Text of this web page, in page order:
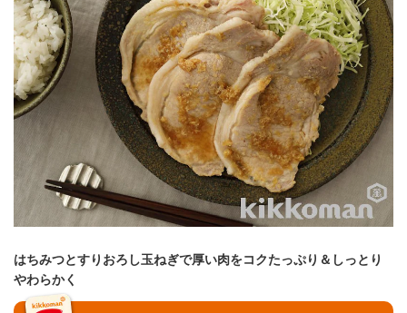
はちみつとすりおろし玉ねぎで厚い肉をコクたっぷり＆しっとり
やわらかく